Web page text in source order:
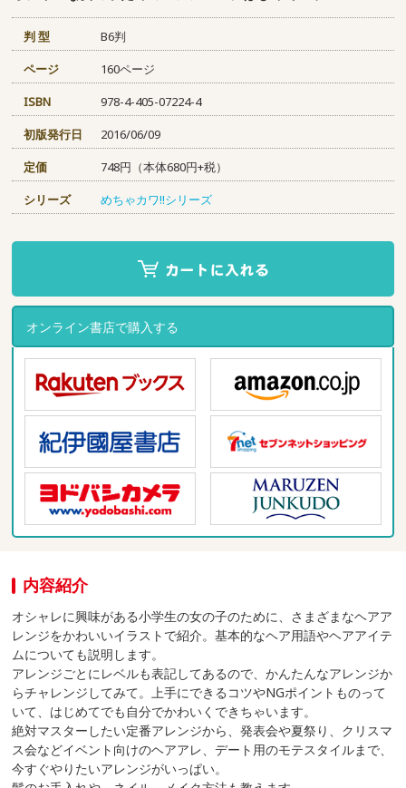
判 型
B6判
ページ
160ページ
ISBN
978-4-405-07224-4
初版発行日
2016/06/09
定価
748円（本体680円+税）
シリーズ
めちゃカワ!!シリーズ
オンライン書店で購入する
内容紹介
オシャレに興味がある小学生の女の子のために、さまざまなヘアア
レンジをかわいいイラストで紹介。基本的なヘア用語やヘアアイテ
ムについても説明します。
アレンジごとにレベルも表記してあるので、かんたんなアレンジか
らチャレンジしてみて。上手にできるコツやNGポイントものって
いて、はじめてでも自分でかわいくできちゃいます。
絶対マスターしたい定番アレンジから、発表会や夏祭り、クリスマ
ス会などイベント向けのヘアアレ、デート用のモテスタイルまで、
今すぐやりたいアレンジがいっぱい。